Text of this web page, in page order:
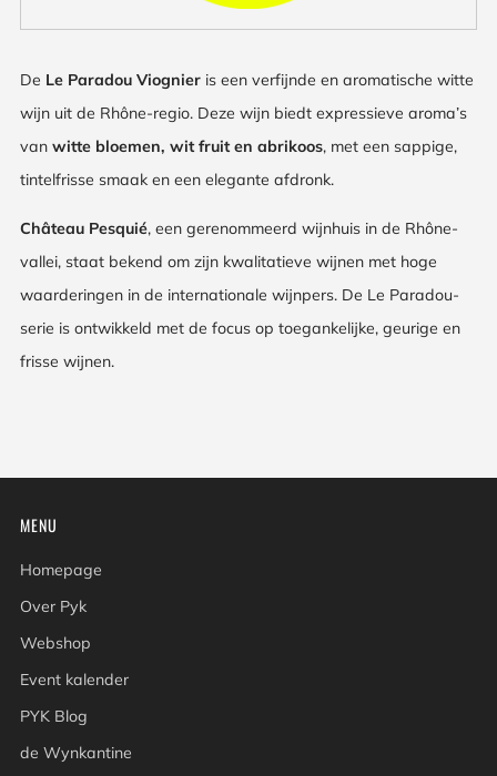
De Le Paradou Viognier is een verfijnde en aromatische witte
wijn uit de Rhône-regio. Deze wijn biedt expressieve aroma’s
van witte bloemen, wit fruit en abrikoos, met een sappige,
tintelfrisse smaak en een elegante afdronk.
Château Pesquié, een gerenommeerd wijnhuis in de Rhône-
vallei, staat bekend om zijn kwalitatieve wijnen met hoge
waarderingen in de internationale wijnpers. De Le Paradou-
serie is ontwikkeld met de focus op toegankelijke, geurige en
frisse wijnen.
MENU
Homepage
Over Pyk
Webshop
Event kalender
PYK Blog
de Wynkantine